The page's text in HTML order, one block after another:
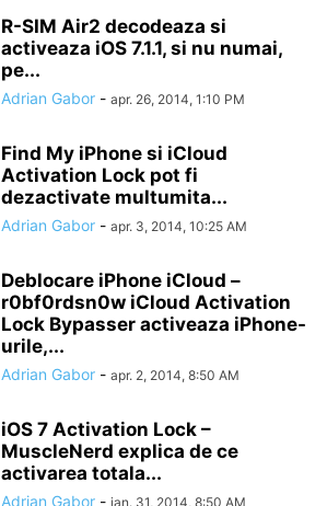
R-SIM Air2 decodeaza si
activeaza iOS 7.1.1, si nu numai,
pe...
Adrian Gabor - apr. 26, 2014, 1:10 PM
Find My iPhone si iCloud
Activation Lock pot fi
dezactivate multumita...
Adrian Gabor - apr. 3, 2014, 10:25 AM
Deblocare iPhone iCloud –
r0bf0rdsn0w iCloud Activation
Lock Bypasser activeaza iPhone-
urile,...
Adrian Gabor - apr. 2, 2014, 8:50 AM
iOS 7 Activation Lock –
MuscleNerd explica de ce
activarea totala...
Adrian Gabor - ian. 31, 2014, 8:50 AM